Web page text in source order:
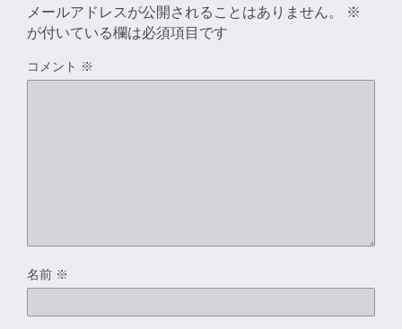
メールアドレスが公開されることはありません。
※
が付いている欄は必須項目です
コメント ※
名前 ※